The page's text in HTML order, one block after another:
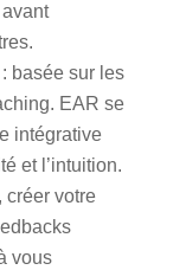
basée sur les
EAR se
intégrative
et l’intuition.
créer votre
vous